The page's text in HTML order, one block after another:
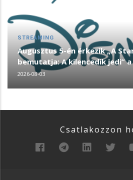
STREAMING
Augusztus 5-én érkezik „A
bemutatja: A kilencedik jedi”
2026-08-03
Csatlakozzon